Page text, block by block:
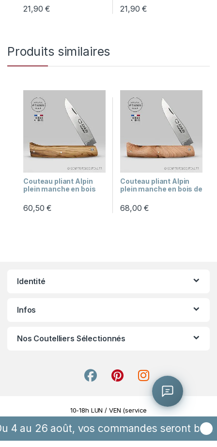
Yssingeaux
21,90€
Yssingeaux
21,90€
Produits similaires
Couteau pliant Alpin
plein manche en bois
60,50€
Couteau pliant Alpin
plein manche en bois de
68,00€
Identité
Infos
Nos Coutelliers Sélectionnés
10-18h LUN / VEN (service
gratuit + prix appel)
09 72 61 20 77
Besoin d'aide ?
0/800
On vous rappelle ?
au 26 août, vos commandes seront bien